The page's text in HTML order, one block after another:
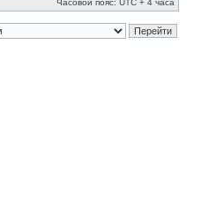
Часовой пояс: UTC + 4 часа